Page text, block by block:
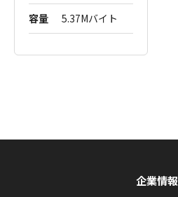
容量 5.37Mバイト
企業情報